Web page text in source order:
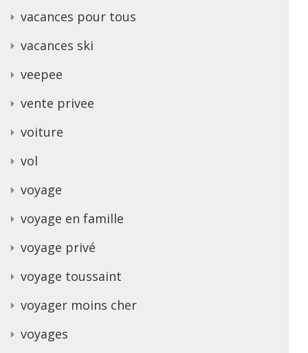
vacances pour tous
vacances ski
veepee
vente privee
voiture
vol
voyage
voyage en famille
voyage privé
voyage toussaint
voyager moins cher
voyages